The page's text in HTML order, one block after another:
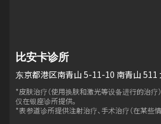
比安卡诊所
东京都港区南青山 5-11-10 南青山 511
*皮肤治疗（使用换肤和激光等设备进行的治疗
仅在银座诊所提供。
*表参道诊所提供注射治疗、手术治疗（在某些